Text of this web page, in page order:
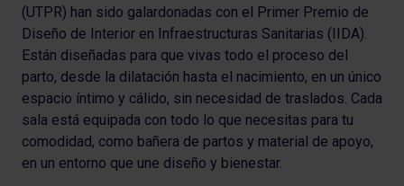
(UTPR) han sido galardonadas con el Primer Premio de
Diseño de Interior en Infraestructuras Sanitarias (IIDA).
Están diseñadas para que vivas todo el proceso del
parto, desde la dilatación hasta el nacimiento, en un único
espacio íntimo y cálido, sin necesidad de traslados. Cada
sala está equipada con todo lo que necesitas para tu
comodidad, como bañera de partos y material de apoyo,
en un entorno que une diseño y bienestar.